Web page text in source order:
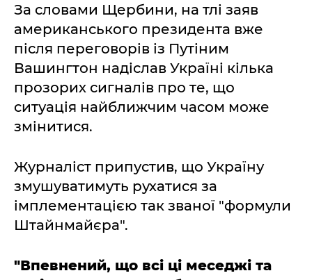
За словами Щербини, на тлі заяв
американського президента вже
після переговорів із Путіним
Вашингтон надіслав Україні кілька
прозорих сигналів про те, що
ситуація найближчим часом може
змінитися.
Журналіст припустив, що Україну
змушуватимуть рухатися за
імплементацією так званої "формули
Штайнмайєра".
"Впевнений, що всі ці меседжі та